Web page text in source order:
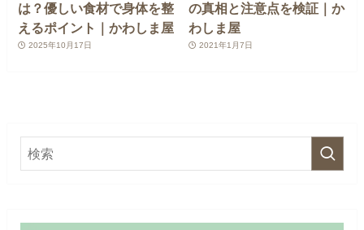
は？優しい食材で身体を整
えるポイント｜かわしま屋
2025年10月17日
の真相と注意点を検証｜か
わしま屋
2021年1月7日